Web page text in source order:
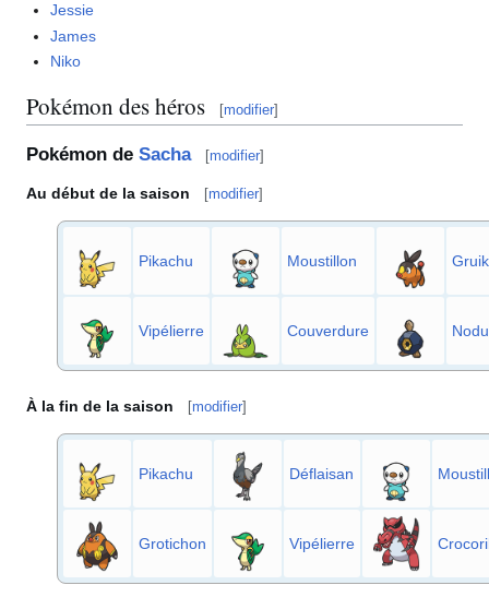
Jessie
James
Niko
Pokémon des héros [modifier]
Pokémon de Sacha [modifier]
Au début de la saison [modifier]
Pikachu Moustillon
Vipélierre Couverdure
À la fin de la saison [modifier]
Pikachu Déflaisan
Grotichon Vipélierre